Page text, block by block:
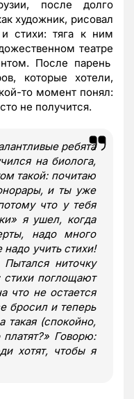
после долго
художник, рисовал
стихи: тяга к ним
театре
После парень
которые хотели,
то момент понял:
не получится.
ребята
на биолога,
такой: почитаю
и ты уже
что у тебя
» я ушел, когда
надо много
учить стихи!
ниточку
стихи поглощают
что не остается
бросил и теперь
такая (спокойно,
Говорю:
хотят, чтобы я